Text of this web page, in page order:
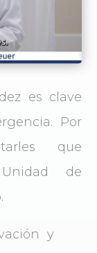
es clave
Por
que
de
y